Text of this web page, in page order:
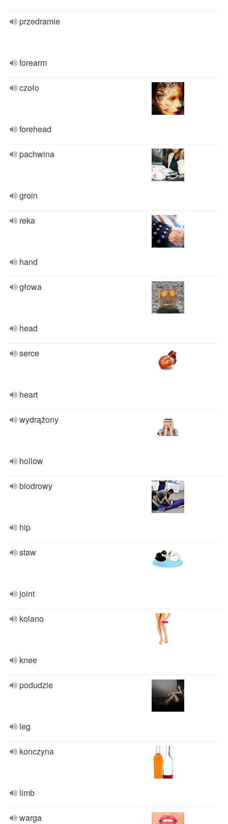
przedramie
forearm
czoło
forehead
pachwina
groin
reka
hand
głowa
head
serce
heart
wydrążony
hollow
biodrowy
hip
staw
joint
kolano
knee
podudzie
leg
konczyna
limb
warga